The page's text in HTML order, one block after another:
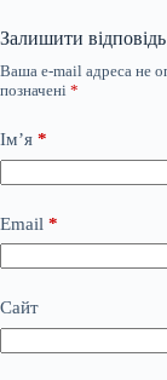
Залишити відповідь
Ваша e-mail адреса не
позначені *
Ім’я *
Email *
Сайт